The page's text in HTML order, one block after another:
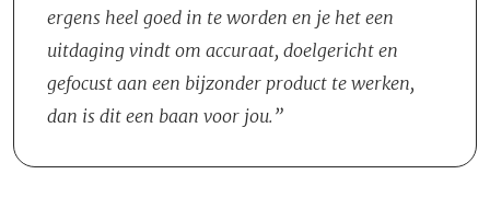
Coördinator, vier Test Engineers en vijftien Productiemedewerkers.
Daarnaast werk je dagelijks samen met je collega's van de
ergens heel goed in te worden en je het een
uitdaging vindt om accuraat, doelgericht en
gefocust aan een bijzonder product te werken,
dan is dit een baan voor jou.